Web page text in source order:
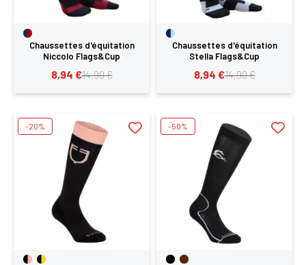
Chaussettes d'équitation
Niccolo Flags&Cup
14,90 €
8,94 €
Chaussettes d'équitation
Stella Flags&Cup
14,90 €
8,94 €
-20% -50%